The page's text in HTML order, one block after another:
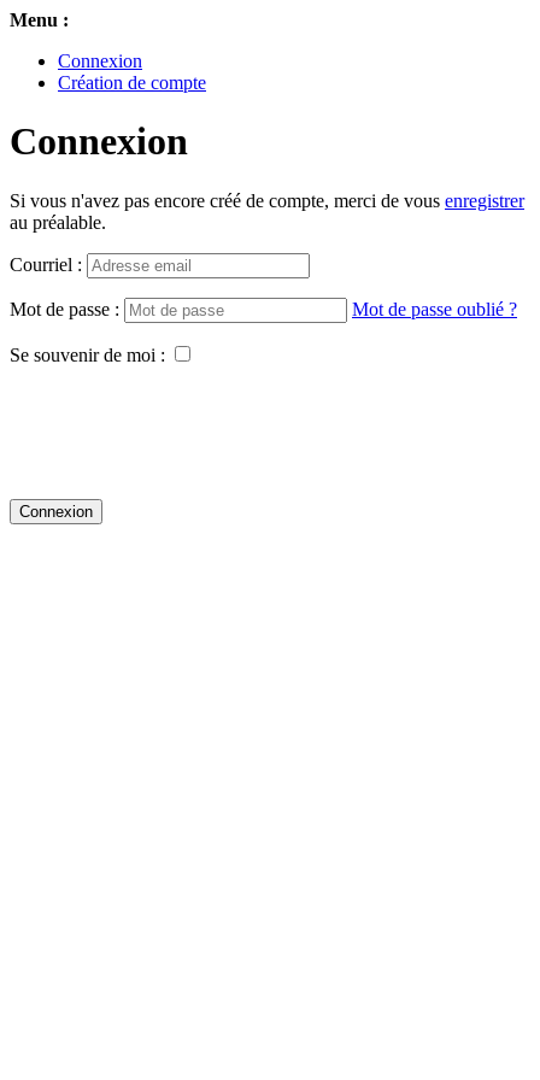
Menu :
Connexion
Création de compte
Connexion
Si vous n'avez pas encore créé de compte, merci de vous enregistrer
au préalable.
Courriel :
Mot de passe : Mot de passe oublié ?
Se souvenir de moi :
Connexion